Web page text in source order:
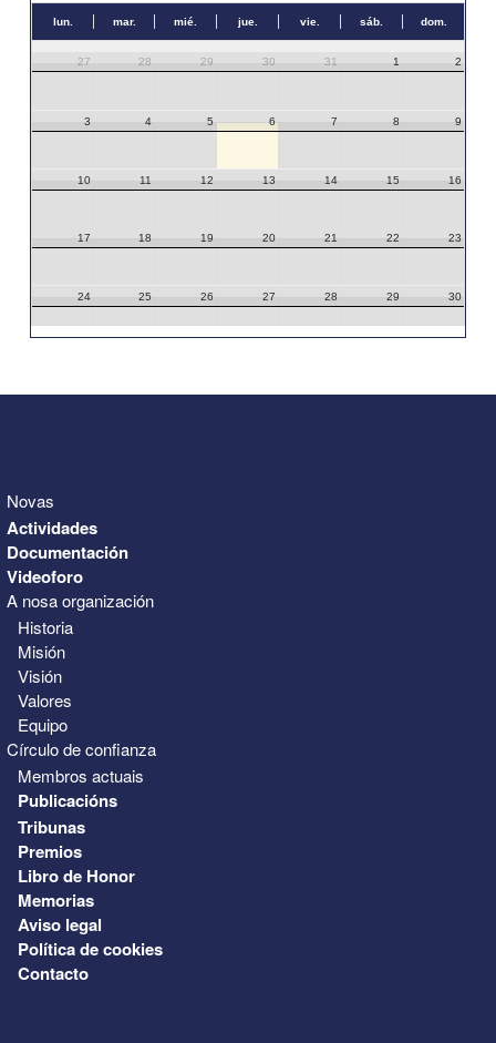
lun. mar. mié. jue. vie. sáb. dom.
27 28 29 30 31 1 2
3 4 5 6 7 8 9
10 11 12 13 14 15 16
17 18 19 20 21 22 23
24 25 26 27 28 29 30
Novas
Actividades
Documentación
Videoforo
A nosa organización
Historia
Misión
Visión
Valores
Equipo
Círculo de confianza
Membros actuais
Publicacións
Tribunas
Premios
Libro de Honor
Memorias
Aviso legal
Política de cookies
Contacto